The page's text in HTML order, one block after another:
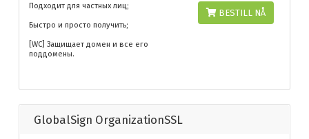
Подходит для частных лиц;
Быстро и просто получить;
[WC] Защищает домен и все его
поддомены.
BESTILL NÅ
GlobalSign OrganizationSSL